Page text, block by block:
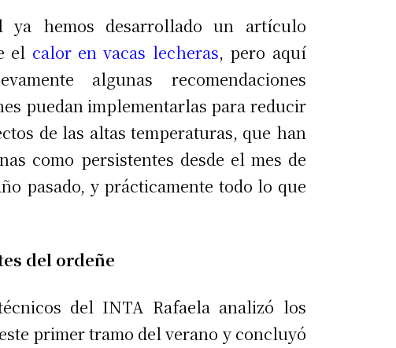
ya hemos desarrollado un artículo
el calor en vacas lecheras, pero aquí
algunas recomendaciones
puedan implementarlas para reducir
de las altas temperaturas, que han
como persistentes desde el mes de
pasado, y prácticamente todo lo que
del ordeñe
del INTA Rafaela analizó los
primer tramo del verano y concluyó